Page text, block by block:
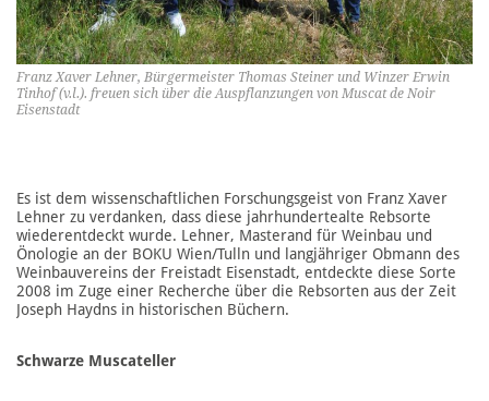
Franz Xaver Lehner, Bürgermeister Thomas Steiner und Winzer Erwin
Tinhof (v.l.). freuen sich über die Auspflanzungen von Muscat de Noir
Eisenstadt
Es ist dem wissenschaftlichen Forschungsgeist von Franz Xaver
Lehner zu verdanken, dass diese jahrhundertealte Rebsorte
wiederentdeckt wurde. Lehner, Masterand für Weinbau und
Önologie an der BOKU Wien/Tulln und langjähriger Obmann des
Weinbauvereins der Freistadt Eisenstadt, entdeckte diese Sorte
2008 im Zuge einer Recherche über die Rebsorten aus der Zeit
Joseph Haydns in historischen Büchern.
Schwarze Muscateller